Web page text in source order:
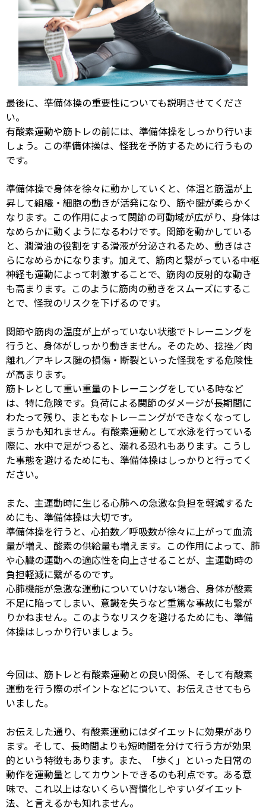
最後に、準備体操の重要性についても説明させてくださ
い。
有酸素運動や筋トレの前には、準備体操をしっかり行いま
しょう。この準備体操は、怪我を予防するために行うもの
です。
準備体操で身体を徐々に動かしていくと、体温と筋温が上
昇して組織・細胞の動きが活発になり、筋や腱が柔らかく
なります。この作用によって関節の可動域が広がり、身体は
なめらかに動くようになるわけです。関節を動かしている
と、潤滑油の役割をする滑液が分泌されるため、動きはさ
らになめらかになります。加えて、筋肉と繋がっている中枢
神経も運動によって刺激することで、筋肉の反射的な動き
も高まります。このように筋肉の動きをスムーズにするこ
とで、怪我のリスクを下げるのです。
関節や筋肉の温度が上がっていない状態でトレーニングを
行うと、身体がしっかり動きません。そのため、捻挫／肉
離れ／アキレス腱の損傷・断裂といった怪我をする危険性
が高まります。
筋トレとして重い重量のトレーニングをしている時など
は、特に危険です。負荷による関節のダメージが長期間に
わたって残り、まともなトレーニングができなくなってし
まうかも知れません。有酸素運動として水泳を行っている
際に、水中で足がつると、溺れる恐れもあります。こうし
た事態を避けるためにも、準備体操はしっかりと行ってく
ださい。
また、主運動時に生じる心肺への急激な負担を軽減するた
めにも、準備体操は大切です。
準備体操を行うと、心拍数／呼吸数が徐々に上がって血流
量が増え、酸素の供給量も増えます。この作用によって、肺
や心臓の運動への適応性を向上させることが、主運動時の
負担軽減に繋がるのです。
心肺機能が急激な運動についていけない場合、身体が酸素
不足に陥ってしまい、意識を失うなど重篤な事故にも繋が
りかねません。このようなリスクを避けるためにも、準備
体操はしっかり行いましょう。
今回は、筋トレと有酸素運動との良い関係、そして有酸素
運動を行う際のポイントなどについて、お伝えさせてもら
いました。
お伝えした通り、有酸素運動にはダイエットに効果があり
ます。そして、長時間よりも短時間を分けて行う方が効果
的という特徴もあります。また、「歩く」といった日常の
動作を運動量としてカウントできるのも利点です。ある意
味で、これ以上はないくらい習慣化しやすいダイエット
法、と言えるかも知れません。